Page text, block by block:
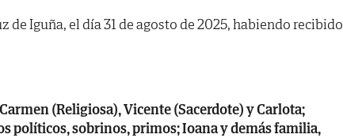
de Iguña, el día 31 de agosto de 2025, habiendo recibido
(Religiosa), Vicente (Sacerdote) y Carlota;
políticos, sobrinos, primos; Ioana y demás familia,